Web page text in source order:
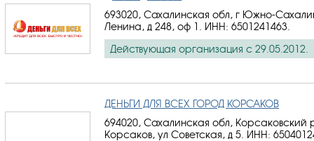
693020, Сахалинская обл, г Южно-
Ленина, д 248, оф 1. ИНН: 6501241463
Действующая организация с 29.05.2012.
ДЕНЬГИ ДЛЯ ВСЕХ ГОРОД КОРСАКОВ
694020, Сахалинская обл, Корсаковский
Корсаков, ул Советская, д 5. ИНН: